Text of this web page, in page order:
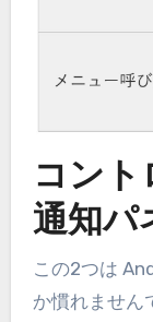
コント
通知パ
この2つは
か慣れません